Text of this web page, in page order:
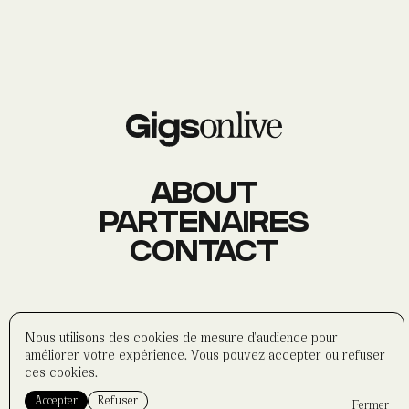
À PROPOS
CONTACT
Formulaire Partenaires
ABOUT
PARTENAIRES
CONTACT
Politique de confidentialité
Mentions légales
Nous utilisons des cookies de mesure d'audience pour
améliorer votre expérience. Vous pouvez accepter ou refuser
ces cookies.
Accepter Refuser Fermer